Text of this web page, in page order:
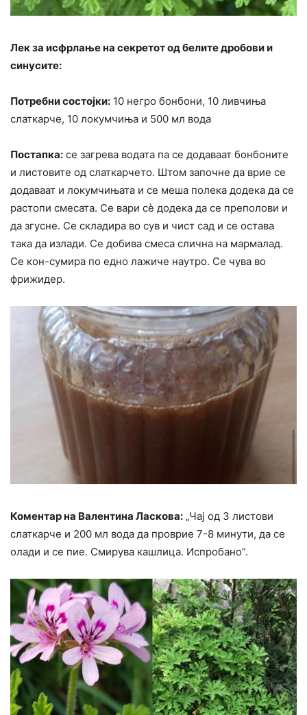
Лек за исфрлање на секретот од белите дробови и
синусите:
Потребни состојки: 10 негро бонбони, 10 ливчиња
слаткарче, 10 локумчиња и 500 мл вода
Постапка: се загрева водата па се додаваат бонбоните
и листовите од слаткарчето. Штом започне да врие се
додаваат и локумчињата и се меша полека додека да се
растопи смесата. Се вари сè додека да се преполови и
да згусне. Се складира во сув и чист сад и се остава
така да излади. Се добива смеса слична на мармалад.
Се кон-сумира по едно лажиче наутро. Се чува во
фрижидер.
Коментар на Валентина Ласкова: „Чај од 3 листови
слаткарче и 200 мл вода да проврие 7-8 минути, да се
олади и се пие. Смирува кашлица. Испробано”.